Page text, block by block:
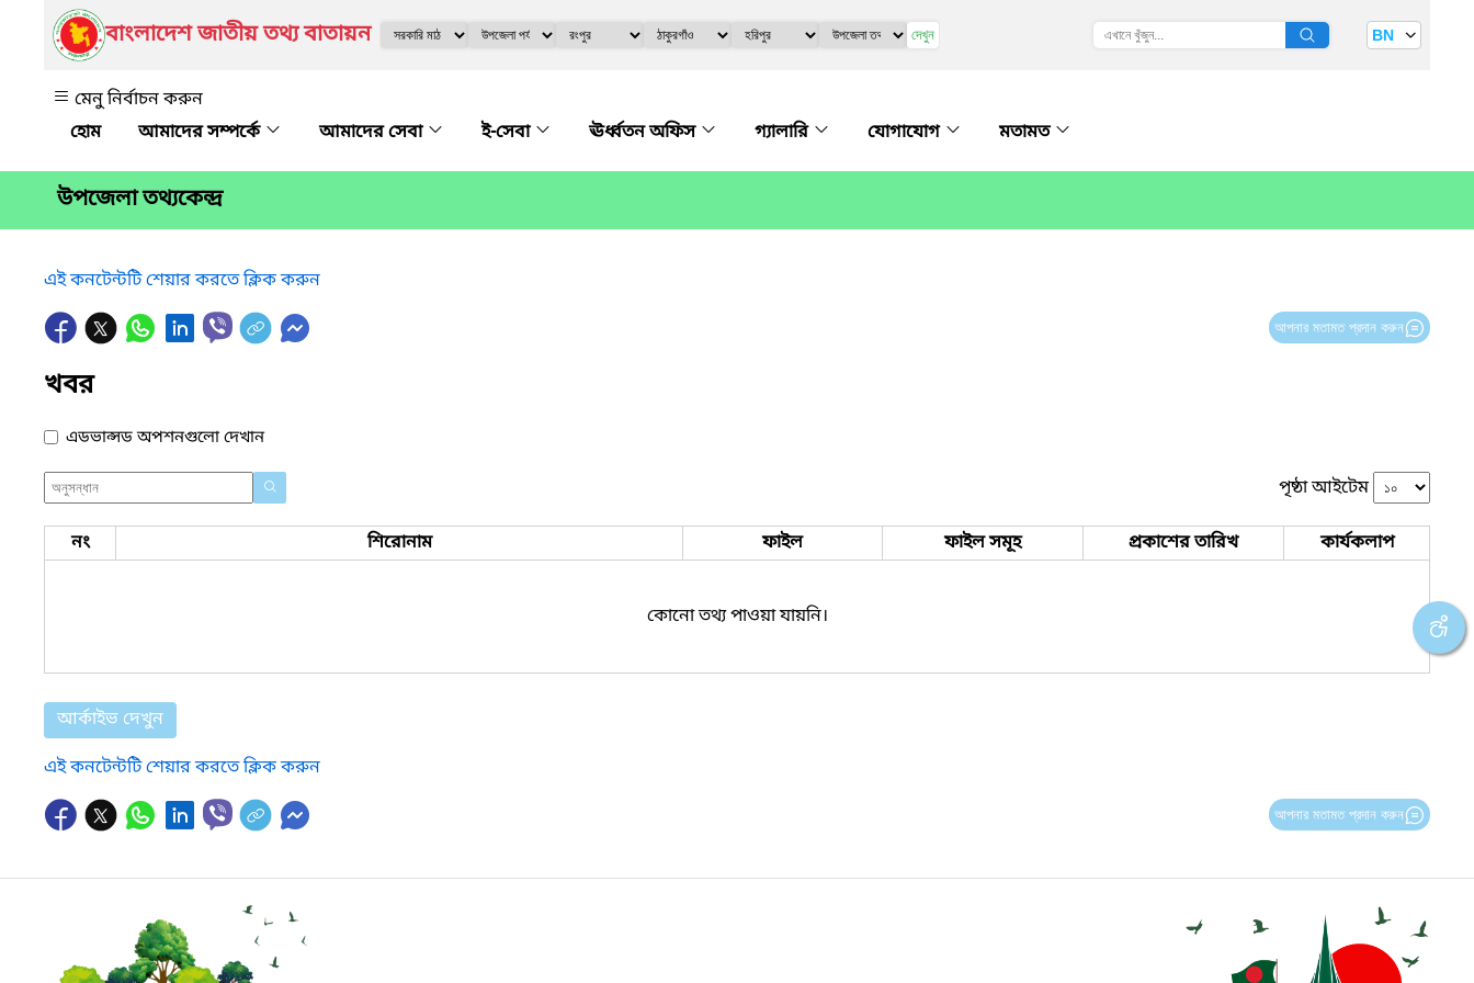
বাংলাদেশ জাতীয় তথ্য বাতায়ন দেখুন BN
মেনু নির্বাচন করুন
আমাদের সম্পর্কে
আমাদের সেবা ই-সেবা ঊর্ধ্বতন অফিস গ্যালারি যোগাযোগ মতামত
উপজেলা তথ্যকেন্দ্র
এই কনটেন্টটি শেয়ার করতে ক্লিক করুন
আপনার মতামত প্রদান করুন
খবর
এডভান্সড অপশনগুলো দেখান
পৃষ্ঠা আইটেম
নং শিরোনাম ফাইল ফাইল সমূহ প্রকাশের তারিখ কার্যকলাপ
কোনো তথ্য পাওয়া যায়নি।
আর্কাইভ দেখুন
এই কনটেন্টটি শেয়ার করতে ক্লিক করুন
আপনার মতামত প্রদান করুন